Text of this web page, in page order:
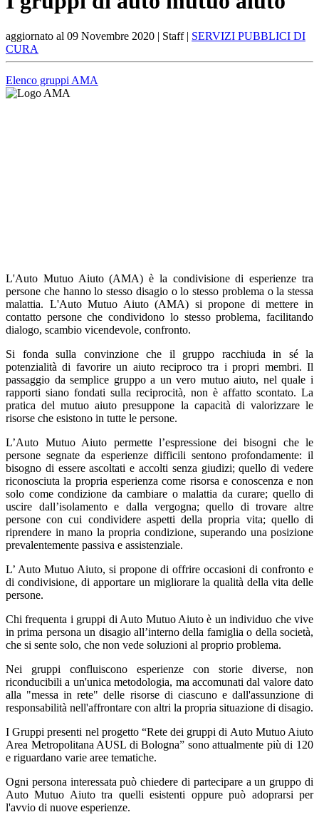
aggiornato al 09 Novembre 2020 | Staff | SERVIZI PUBBLICI DI
CURA
Elenco gruppi AMA
L'Auto Mutuo Aiuto (AMA) è la condivisione di esperienze tra
persone che hanno lo stesso disagio o lo stesso problema o la stessa
malattia. L'Auto Mutuo Aiuto (AMA) si propone di mettere in
contatto persone che condividono lo stesso problema, facilitando
dialogo, scambio vicendevole, confronto.
Si fonda sulla convinzione che il gruppo racchiuda in sé la
potenzialità di favorire un aiuto reciproco tra i propri membri. Il
passaggio da semplice gruppo a un vero mutuo aiuto, nel quale i
rapporti siano fondati sulla reciprocità, non è affatto scontato. La
pratica del mutuo aiuto presuppone la capacità di valorizzare le
risorse che esistono in tutte le persone.
L’Auto Mutuo Aiuto permette l’espressione dei bisogni che le
persone segnate da esperienze difficili sentono profondamente: il
bisogno di essere ascoltati e accolti senza giudizi; quello di vedere
riconosciuta la propria esperienza come risorsa e conoscenza e non
solo come condizione da cambiare o malattia da curare; quello di
uscire dall’isolamento e dalla vergogna; quello di trovare altre
persone con cui condividere aspetti della propria vita; quello di
riprendere in mano la propria condizione, superando una posizione
prevalentemente passiva e assistenziale.
L’ Auto Mutuo Aiuto, si propone di offrire occasioni di confronto e
di condivisione, di apportare un migliorare la qualità della vita delle
persone.
Chi frequenta i gruppi di Auto Mutuo Aiuto è un individuo che vive
in prima persona un disagio all’interno della famiglia o della società,
che si sente solo, che non vede soluzioni al proprio problema.
Nei gruppi confluiscono esperienze con storie diverse, non
riconducibili a un'unica metodologia, ma accomunati dal valore dato
alla "messa in rete" delle risorse di ciascuno e dall'assunzione di
responsabilità nell'affrontare con altri la propria situazione di disagio.
I Gruppi presenti nel progetto “Rete dei gruppi di Auto Mutuo Aiuto
Area Metropolitana AUSL di Bologna” sono attualmente più di 120
e riguardano varie aree tematiche.
Ogni persona interessata può chiedere di partecipare a un gruppo di
Auto Mutuo Aiuto tra quelli esistenti oppure può adoprarsi per
l'avvio di nuove esperienze.